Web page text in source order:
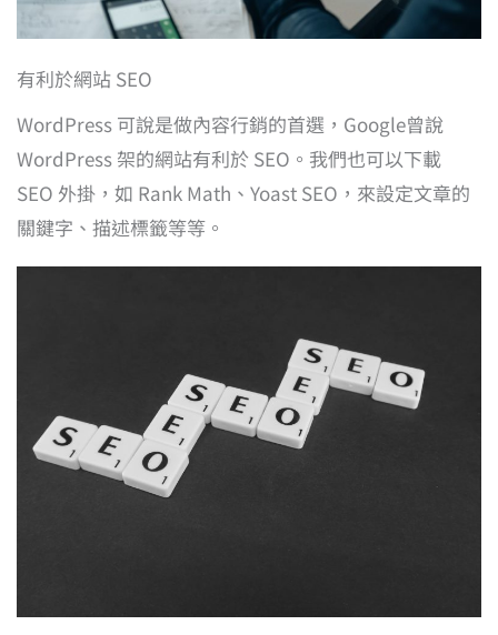
有利於網站 SEO
WordPress 可說是做內容行銷的首選，Google曾說
WordPress 架的網站有利於 SEO。我們也可以下載
SEO 外掛，如 Rank Math、Yoast SEO，來設定文章的
關鍵字、描述標籤等等。